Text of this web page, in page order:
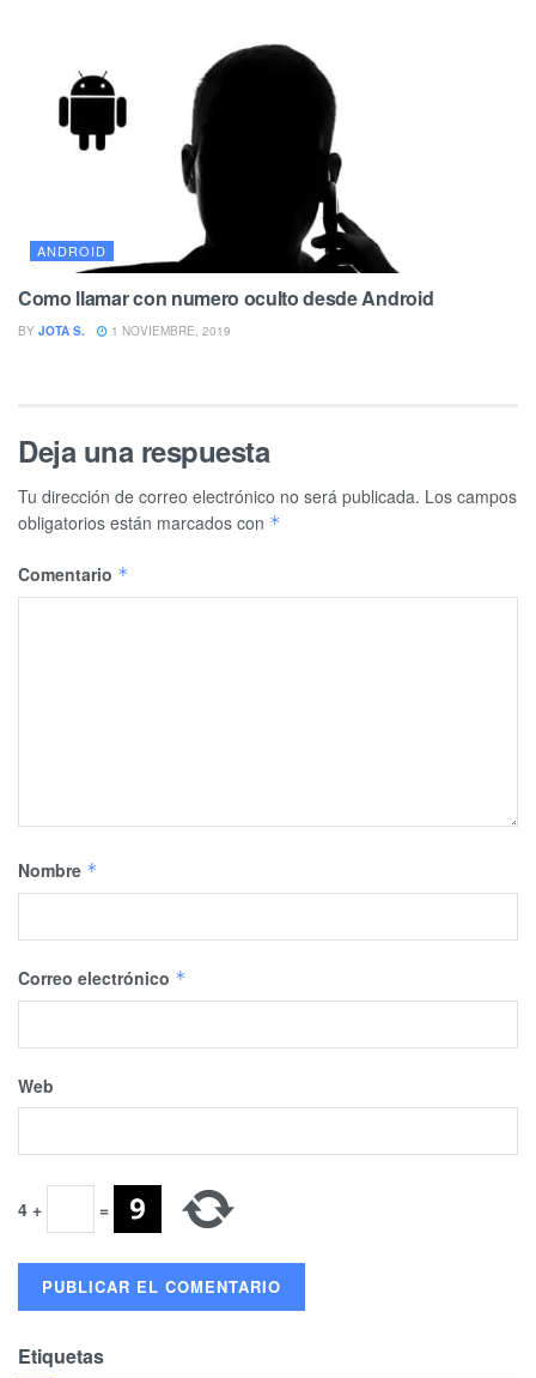
ANDROID
Como llamar con numero oculto desde Android
BY JOTA S. 1 NOVIEMBRE, 2019
Deja una respuesta
Tu dirección de correo electrónico no será publicada. Los campos
obligatorios están marcados con *
Comentario *
Nombre *
Correo electrónico *
Web
4 + =
Etiquetas